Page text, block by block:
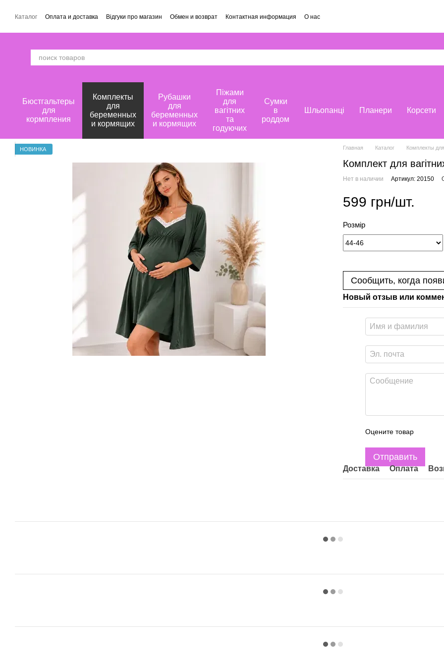
Каталог Оплата и доставка Відгуки про магазин Обмен и возврат Контактная информация О нас
Бюстгальтеры
для
кормпления
Комплекты
для
беременных
и кормящих
Рубашки
для
беременных
и кормящих
Піжами
для
вагітних
та
годуючих
Сумки
в
роддом
Шльопанці Планери Корсети
НОВИНКА Главная Каталог Комплекты
Комплект для
Нет в наличии Артикул: 20150
599 грн/шт.
Розмір
Сообщить, когда
Новый отзыв или
Оцените товар
Отправить
Доставка Оплата